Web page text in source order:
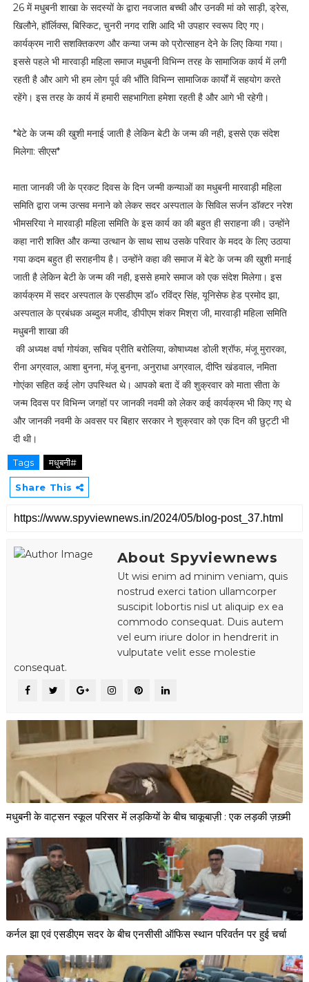
26 में मधुबनी शाखा के सदस्यों के द्वारा नवजात बच्ची और उनकी मां को साड़ी, ड्रेस,
खिलौने, हॉर्लिक्स, बिस्किट, चुनरी नगद राशि आदि भी उपहार स्वरूप दिए गए।
कार्यक्रम नारी सशक्तिकरण और कन्या जन्म को प्रोत्साहन देने के लिए किया गया।
इससे पहले भी मारवाड़ी महिला समाज मधुबनी विभिन्न तरह के सामाजिक कार्य में लगी
रहती है और आगे भी हम लोग पूर्व की भाँति विभिन्न सामाजिक कार्यों में सहयोग करते
रहेंगे। इस तरह के कार्य में हमारी सहभागिता हमेशा रहती है और आगे भी रहेगी।
*बेटे के जन्म की खुशी मनाई जाती है लेकिन बेटी के जन्म की नही, इससे एक संदेश
मिलेगा: सीएस*
माता जानकी जी के प्रकट दिवस के दिन जन्मी कन्याओं का मधुबनी मारवाड़ी महिला
समिति द्वारा जन्म उत्सव मनाने को लेकर सदर अस्पताल के सिविल सर्जन डॉक्टर नरेश
भीमसरिया ने मारवाड़ी महिला समिति के इस कार्य का की बहुत ही सराहना की। उन्होंने
कहा नारी शक्ति और कन्या उत्थान के साथ साथ उसके परिवार के मदद के लिए उठाया
गया कदम बहुत ही सराहनीय है। उन्होंने कहा की समाज में बेटे के जन्म की खुशी मनाई
जाती है लेकिन बेटी के जन्म की नही, इससे हमारे समाज को एक संदेश मिलेगा। इस
कार्यक्रम में सदर अस्पताल के एसडीएम डॉ० रविंद्र सिंह, यूनिसेफ हेड प्रमोद झा,
अस्पताल के प्रबंधक अब्दुल मजीद, डीपीएम शंकर मिश्रा जी, मारवाड़ी महिला समिति
मधुबनी शाखा की
की अध्यक्ष वर्षा गोयंका, सचिव प्रीति बरोलिया, कोषाध्यक्ष डोली श्रॉफ, मंजू मुरारका,
रीना अग्रवाल, आशा बुनना, मंजू बुनना, अनुराधा अग्रवाल, दीप्ति खंडवाल, नमिता
गोएंका सहित कई लोग उपस्थित थे। आपको बता दें की शुक्रवार को माता सीता के
जन्म दिवस पर विभिन्न जगहों पर जानकी नवमी को लेकर कई कार्यक्रम भी किए गए थे
और जानकी नवमी के अवसर पर बिहार सरकार ने शुक्रवार को एक दिन की छुट्टी भी
दी थी।
Tags मधुबनी#
Share This
About Spyviewnews
Ut wisi enim ad minim veniam, quis
nostrud exerci tation ullamcorper
suscipit lobortis nisl ut aliquip ex ea
commodo consequat. Duis autem
vel eum iriure dolor in hendrerit in
vulputate velit esse molestie
consequat.
मधुबनी के वाट्सन स्कूल परिसर में लड़कियों के बीच चाकूबाज़ी : एक लड़की ज़ख़्मी
कर्नल झा एवं एसडीएम सदर के बीच एनसीसी ऑफिस स्थान परिवर्तन पर हुई चर्चा